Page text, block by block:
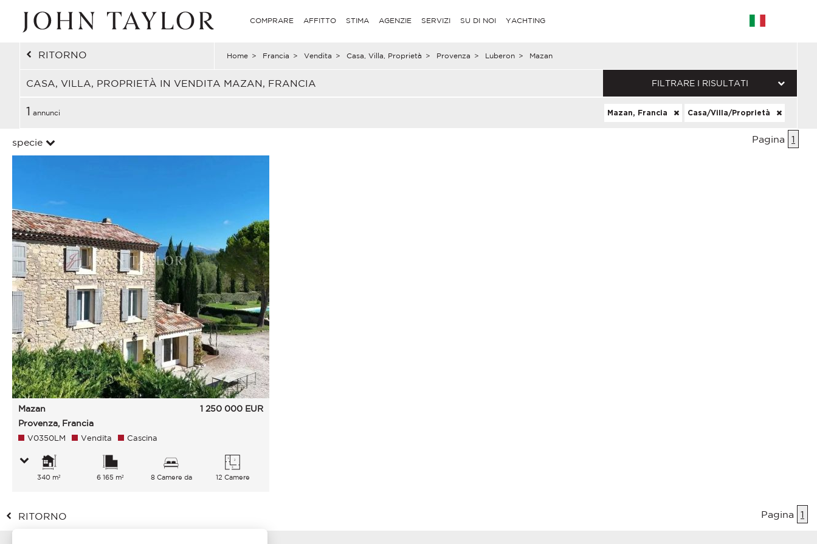
COMPRARE AFFITTO STIMA AGENZIE SERVIZI SU DI NOI YACHTING
RITORNO Home > Francia > Vendita > Casa, Villa, Proprietà > Provenza > Luberon > Mazan
CASA, VILLA, PROPRIETÀ IN VENDITA MAZAN, FRANCIA FILTRARE I RISULTATI
1 annunci Mazan, Francia Casa/Villa/Proprietà
specie Pagina 1
Mazan
Provenza, Francia
1 250 000 EUR
V0350LM Vendita Cascina
340 m² 6 165 m²
8 Camere da
12 Camere
RITORNO Pagina 1